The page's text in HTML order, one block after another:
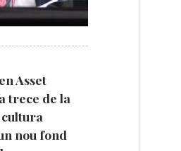
Asset
trece de la
nou fond